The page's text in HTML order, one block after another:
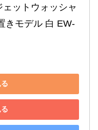
ットウォッシャ
きモデル 白 EW-